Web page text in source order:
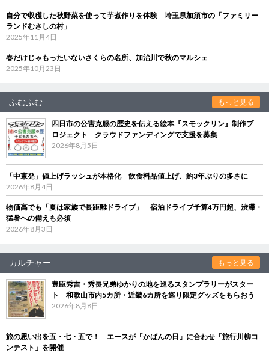
自分で収穫した秋野菜を使って芋煮作りを体験 埼玉県加須市の「ファミリー
ランドむさしの村」
2025年11月4日
春だけじゃもったいないさくらの名所、加治川で秋のマルシェ
2025年10月23日
ふむふむ もっと見る
四日市の公害克服の歴史を伝える絵本『スモックリン』制作プ
ロジェクト クラウドファンディングで支援を募集
2026年8月5日
「中東発」値上げラッシュが本格化 飲食料品値上げ、約3年ぶりの多さに
2026年8月4日
物価高でも「夏は家族で長距離ドライブ」 宿泊ドライブ予算4万円超、渋滞・
猛暑への備えも必須
2026年8月3日
カルチャー もっと見る
豊臣秀吉・秀長兄弟ゆかりの地を巡るスタンプラリーがスター
ト 和歌山市内5カ所・近畿6カ所を巡り限定グッズをもらおう
2026年8月8日
旅の思い出を五・七・五で！ エースが「かばんの日」に合わせ「旅行川柳コ
ンテスト」を開催